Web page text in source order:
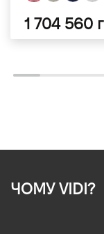
1 704 560
ЧОМУ VIDI?